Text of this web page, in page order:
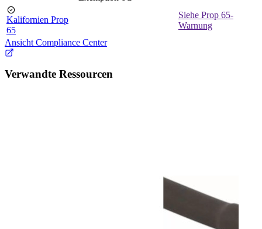
Kalifornien Prop
65
Siehe Prop 65-
Warnung
Ansicht Compliance Center
Verwandte Ressourcen